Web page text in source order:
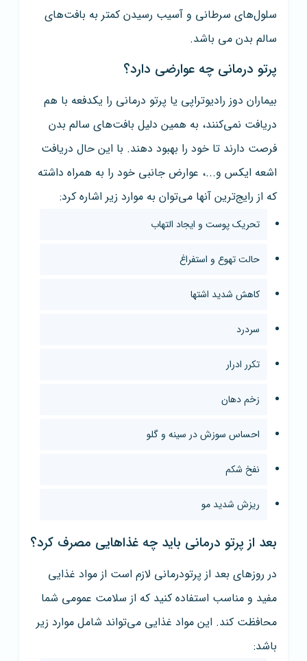
سلول‌های سرطانی و آسیب رسیدن کمتر به بافت‌های
سالم بدن می باشد.
پرتو درمانی چه عوارضی دارد؟
بیماران دوز رادیوتراپی یا پرتو درمانی را یکدفعه با هم
دریافت نمی‌کنند، به همین دلیل بافت‌های سالم بدن
فرصت دارند تا خود را بهبود دهند. با این حال دریافت
اشعه ایکس و...، عوارض جانبی خود را به همراه داشته
که از رایج‌ترین آنها می‌توان به موارد زیر اشاره کرد:
تحریک پوست و ایجاد التهاب
حالت تهوع و استفراغ
کاهش شدید اشتها
سردرد
تکرر ادرار
زخم دهان
احساس سوزش در سینه و گلو
نفخ شکم
ریزش شدید مو
بعد از پرتو درمانی باید چه غذاهایی مصرف کرد؟
در روزهای بعد از پرتودرمانی لازم است از مواد غذایی
مفید و مناسب استفاده کنید که از سلامت عمومی شما
محافظت کند. این مواد غذایی می‌تواند شامل موارد زیر
باشد: